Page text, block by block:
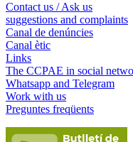
Contact us / Ask us
suggestions and complaints
Canal de denúncies
Canal ètic
Links
The CCPAE in social
Whatsapp and Telegram
Work with us
Preguntes freqüents